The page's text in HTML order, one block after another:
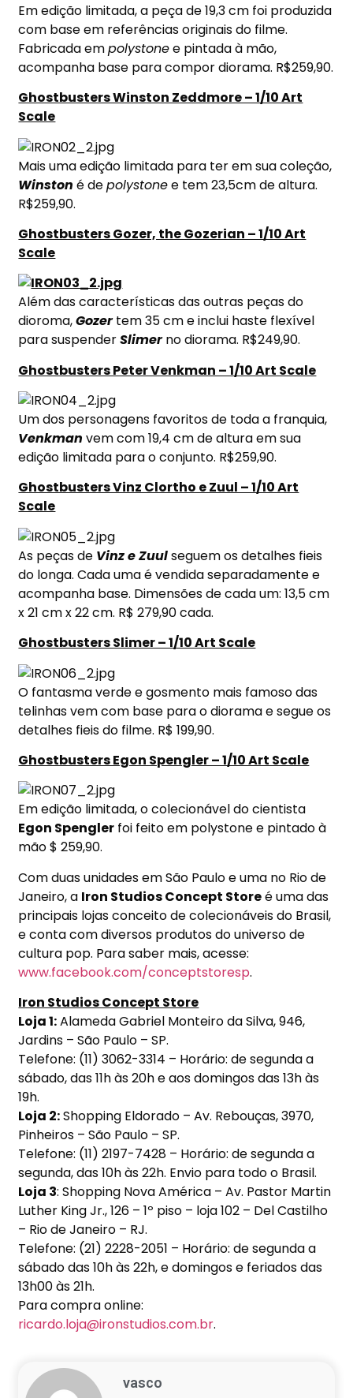
Em edição limitada, a peça de 19,3 cm foi produzida
com base em referências originais do filme.
Fabricada empolystonee pintada à mão,
acompanha base para compor diorama. R$259,90.
Ghostbusters Winston Zeddmore – 1/10 Art
Scale
Mais uma edição limitada para ter em sua coleção,
Winston é depolystonee tem 23,5cm de altura.
R$259,90.
Ghostbusters Gozer, the Gozerian – 1/10 Art
Scale
Além das características das outras peças do
dioroma,Gozertem 35 cm e inclui haste flexível
para suspenderSlimerno diorama. R$249,90.
Ghostbusters Peter Venkman – 1/10 Art Scale
Um dos personagens favoritos de toda a franquia,
Venkman vem com 19,4 cm de altura em sua
edição limitada para o conjunto. R$259,90.
Ghostbusters Vinz Clortho e Zuul – 1/10 Art
Scale
As peças de Vinz e Zuulseguem os detalhes fieis
do longa. Cada uma é vendida separadamente e
acompanha base. Dimensões de cada um: 13,5 cm
x 21 cm x 22 cm. R$ 279,90 cada.
Ghostbusters Slimer – 1/10 Art Scale
O fantasma verde e gosmento mais famoso das
telinhas vem com base para o diorama e segue os
detalhes fieis do filme. R$ 199,90.
Ghostbusters Egon Spengler – 1/10 Art Scale
Em edição limitada, o colecionável do cientista
Egon Spengler foi feito em polystone e pintado à
mão $ 259,90.
Com duas unidades em São Paulo e uma no Rio de
Janeiro, a Iron Studios Concept Storeé uma das
principais lojas conceito de colecionáveis do Brasil,
e conta com diversos produtos do universo de
cultura pop. Para saber mais, acesse:
www.facebook.com/conceptstoresp.
Iron Studios Concept Store
Loja 1:Alameda Gabriel Monteiro da Silva, 946,
Jardins – São Paulo – SP.
Telefone: (11) 3062-3314 – Horário: de segunda a
sábado, das 11h às 20h e aos domingos das 13h às
19h.
Loja 2:Shopping Eldorado – Av. Rebouças, 3970,
Pinheiros – São Paulo – SP.
Telefone: (11) 2197-7428 – Horário: de segunda a
segunda, das 10h às 22h. Envio para todo o Brasil.
Loja 3: Shopping Nova América – Av. Pastor Martin
Luther King Jr., 126 – 1º piso – loja 102 – Del Castilho
– Rio de Janeiro – RJ.
Telefone: (21) 2228-2051 – Horário: de segunda a
sábado das 10h às 22h, e domingos e feriados das
13h00 às 21h.
Para compra online:
ricardo.loja@ironstudios.com.br.
vasco